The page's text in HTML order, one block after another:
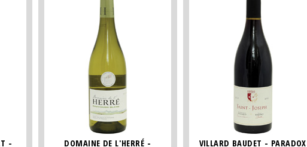
-
DOMAINE DE L'HERRÉ -
VILLARD BAUDET - PARADOX